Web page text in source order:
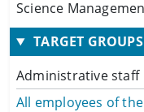
Science
TARGET GROUPS
Administrative staff
All employees of